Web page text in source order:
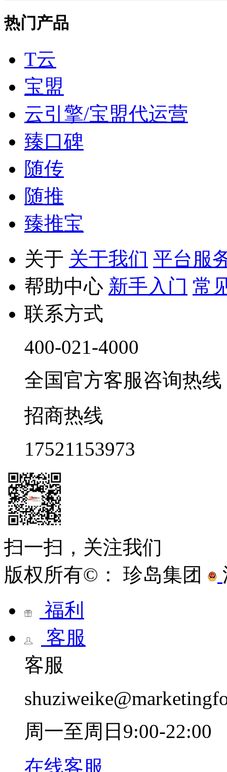
热门产品
T云
宝盟
云引擎/宝盟代运营
臻口碑
随传
随推
臻推宝
关于 关于我们 平台服
帮助中心 新手入门 常
联系方式
400-021-4000
全国官方客服咨询热线
招商热线
17521153973
扫一扫，关注我们
版权所有©： 珍岛集团
福利
客服
客服
周一至周日9:00-22:00
在线客服